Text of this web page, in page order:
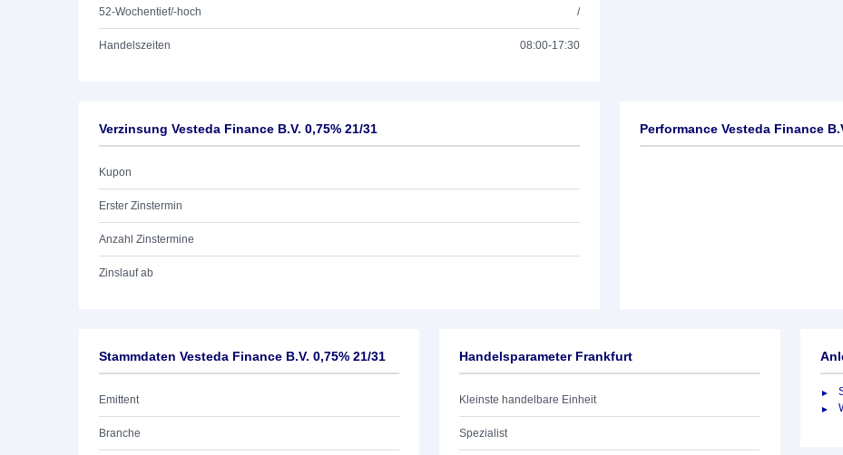
52-Wochentief/-hoch /
Handelszeiten 08:00-17:30
Verzinsung Vesteda Finance B.V. 0,75% 21/31
Kupon
Erster Zinstermin
Anzahl Zinstermine
Zinslauf ab
Performance Vesteda Finance
Stammdaten Vesteda Finance B.V. 0,75% 21/31
Emittent
Branche
Handelsparameter Frankfurt
Kleinste handelbare Einheit
Spezialist